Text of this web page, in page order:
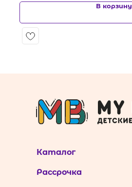
В корзину
Каталог
Рассрочка